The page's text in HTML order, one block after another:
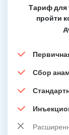
Тариф для
пройти
Сбор